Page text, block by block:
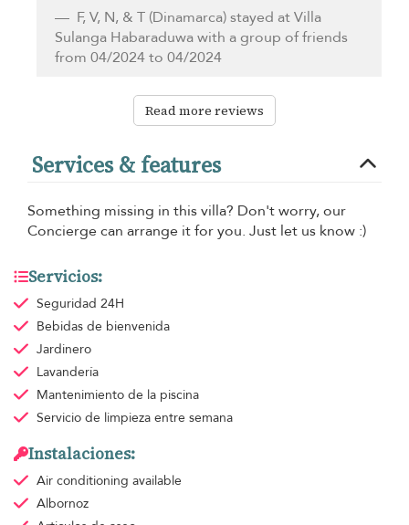
F, V, N, & T (Dinamarca) stayed at Villa
Sulanga Habaraduwa with a group of friends
from 04/2024 to 04/2024
Read more reviews
Services & features
Something missing in this villa? Don't worry, our
Concierge can arrange it for you. Just let us know :)
Servicios:
Seguridad 24H
Bebidas de bienvenida
Jardinero
Lavandería
Mantenimiento de la piscina
Servicio de limpieza entre semana
Instalaciones:
Air conditioning available
Albornoz